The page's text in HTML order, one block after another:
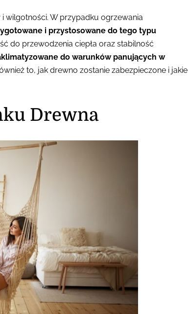
wilgotności. W przypadku ogrzewania
i przystosowane do tego typu
do przewodzenia ciepła oraz stabilność
do warunków panujących w
to, jak drewno zostanie zabezpieczone i jakie
Drewna